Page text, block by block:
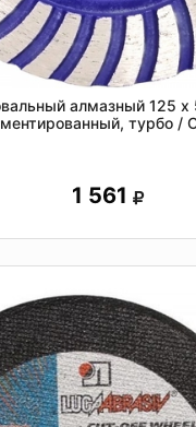
алмазный 125
турбо /
1 561